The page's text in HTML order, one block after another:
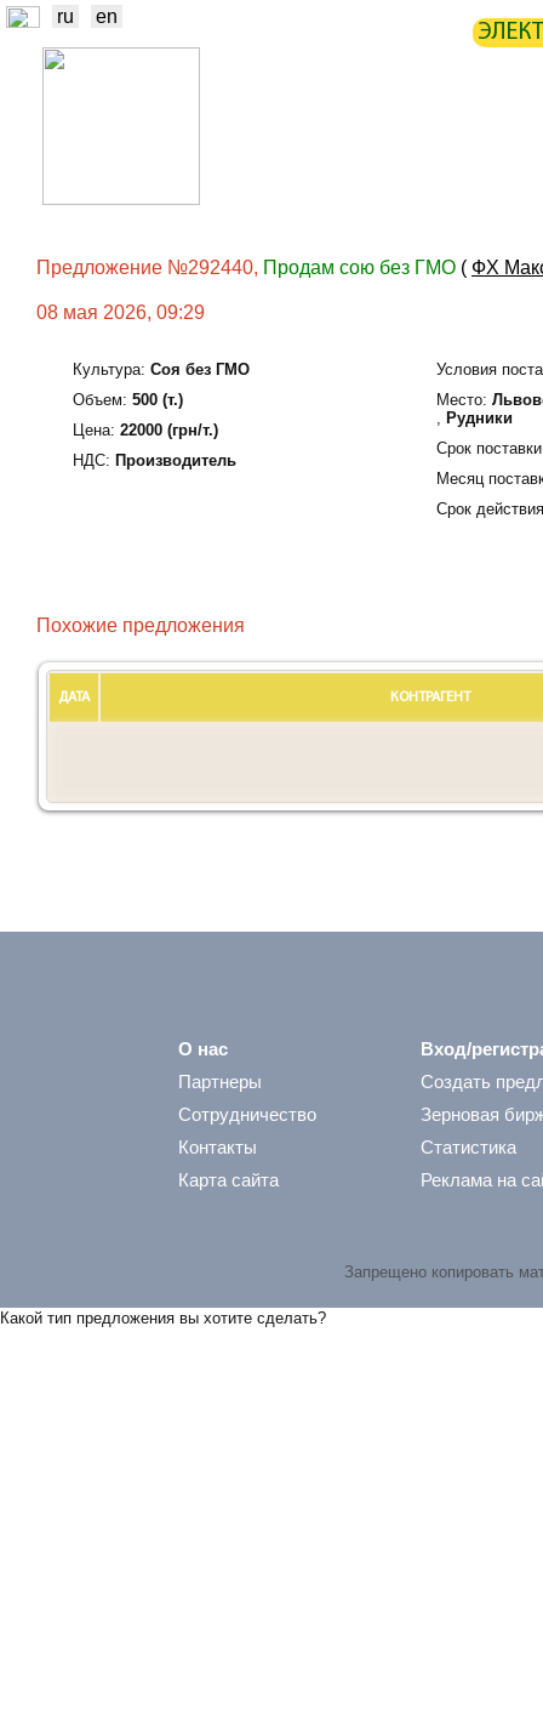
ru en
Предложение №292440, Продам сою без ГМО ( ФХ
08 мая 2026, 09:29
Культура: Соя без ГМО
Объем: 500 (т.)
Цена: 22000 (грн/т.)
НДС: Производитель
Условия
Место:
, Рудники
Срок
Месяц
Срок
Похожие предложения
ДАТА КОНТРАГЕНТ
О нас
Партнеры
Сотрудничество
Контакты
Карта сайта
Вход/
Создать
Зерновая
Статистика
Реклама на
Запрещено копировать
Какой тип предложения вы хотите сделать?